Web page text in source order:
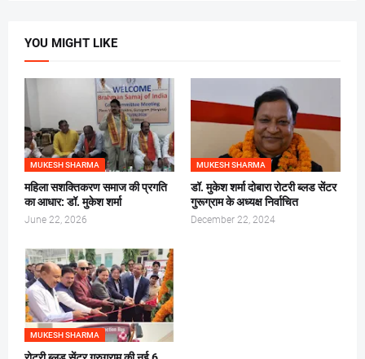
YOU MIGHT LIKE
MUKESH SHARMA
महिला सशक्तिकरण समाज की प्रगति
का आधार: डॉ. मुकेश शर्मा
June 22, 2026
MUKESH SHARMA
डॉ. मुकेश शर्मा दोबारा रोटरी ब्लड सेंटर
गुरूग्राम के अध्यक्ष निर्वाचित
December 22, 2024
MUKESH SHARMA